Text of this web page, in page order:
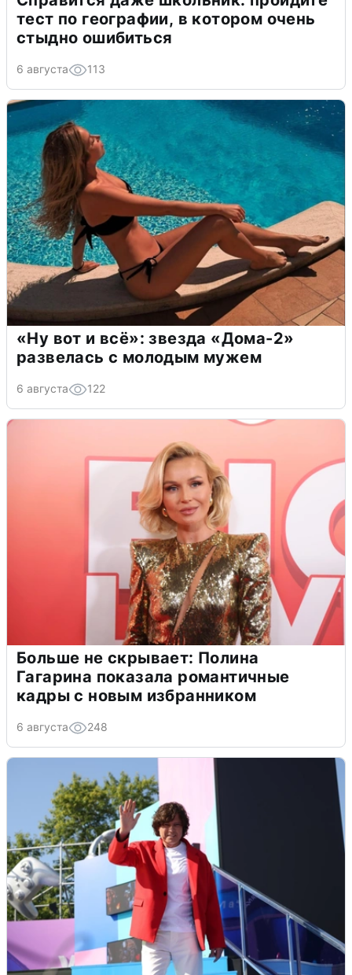
тест по географии, в котором очень
стыдно ошибиться
6 августа 113
«Ну вот и всё»: звезда «Дома-2»
развелась с молодым мужем
6 августа 122
Больше не скрывает: Полина
Гагарина показала романтичные
кадры с новым избранником
6 августа 248